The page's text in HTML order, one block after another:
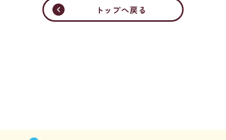
トップへ戻る